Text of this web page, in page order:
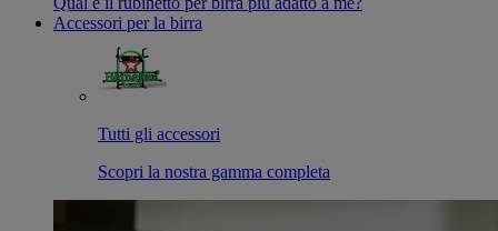
Accessori per la birra
Tutti gli accessori
Scopri la nostra gamma completa